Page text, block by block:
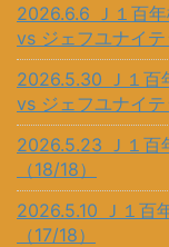
2026.6.6 Ｊ１百
vs ジェフユナイ
2026.5.30 Ｊ１百
vs ジェフユナイテ
2026.5.23 Ｊ１百
（18/18）
2026.5.10 Ｊ１百
（17/18）